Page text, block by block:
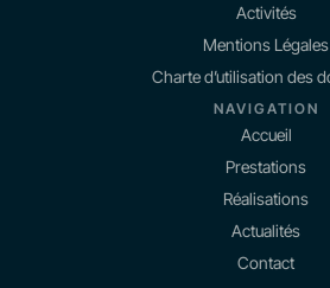
Activités
Mentions Légales
Charte d’utilisation des
NAVIGATION
Accueil
Prestations
Réalisations
Actualités
Contact